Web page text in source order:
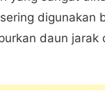
digunakan
daun jarak